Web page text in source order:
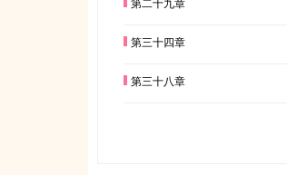
第二十九章
第三十四章
第三十八章